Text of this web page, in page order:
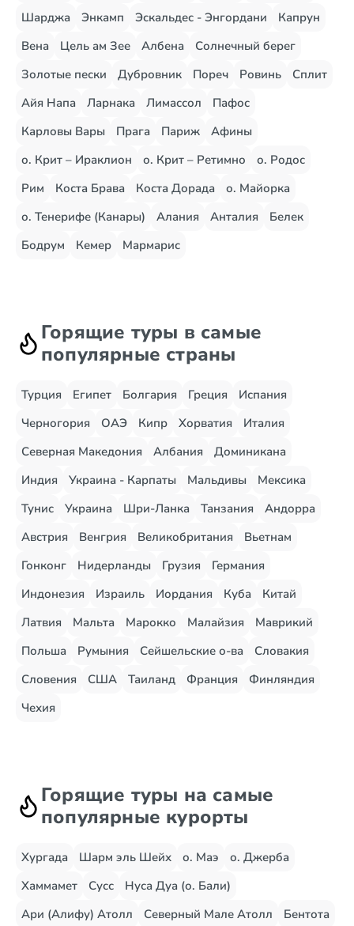
Шарджа
Энкамп Эскальдес - Энгордани
Капрун
Вена
Цель ам Зее Албена
Солнечный берег
Золотые пески
Дубровник Пореч Ровинь
Сплит
Айя Напа
Ларнака Лимассол
Пафос
Карловы Вары
Прага Париж
Афины
о. Крит – Ираклион
о. Крит – Ретимно
о. Родос
Рим
Коста Брава Коста Дорада
о. Майорка
о. Тенерифе (Канары)
Алания Анталия
Белек
Бодрум
Кемер Мармарис
Горящие туры в самые
популярные страны
Турция Египет Болгария Греция
Испания
Черногория
ОАЭ Кипр Хорватия
Италия
Северная Македония
Албания
Доминикана
Индия
Украина - Карпаты Мальдивы
Мексика
Тунис
Украина Шри-Ланка Танзания
Андорра
Австрия
Венгрия Великобритания
Вьетнам
Гонконг
Нидерланды Грузия
Германия
Индонезия
Израиль Иордания Куба
Китай
Латвия
Мальта Марокко Малайзия
Маврикий
Польша
Румыния Сейшельские о-ва
Словакия
Словения
США Таиланд Франция
Финляндия
Чехия
Горящие туры на самые
популярные курорты
Хургада Шарм эль Шейх о. Маэ
о. Джерба
Хаммамет
Сусс
Нуса Дуа (о. Бали)
Ари (Алифу) Атолл
Северный Мале Атолл
Бентота